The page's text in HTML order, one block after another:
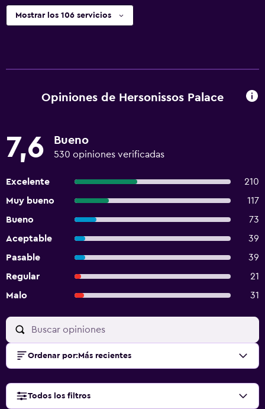
Mostrar los 106 servicios
Opiniones de Hersonissos Palace
7,6 Bueno
530 opiniones verificadas
Excelente
210
Muy bueno
117
Bueno
73
Aceptable
39
Pasable
39
Regular
21
Malo
31
Ordenar por: Más recientes
Todos los filtros